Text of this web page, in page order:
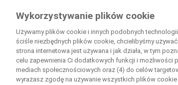
Wiedza Pacjenta
by Roche
Strona Główna Disease Area
Wykorzystywanie plików cookie
Używamy plików cookie i innych podobnych
ściśle niezbędnych plików cookie, chcielibyśmy
strona internetowa jest używana i jak działa, w tym
celu zapewnienia Ci dodatkowych funkcji i możliwości
mediach społecznościowych oraz (4) do celów
wyrażasz zgodę na używanie wszystkich plików